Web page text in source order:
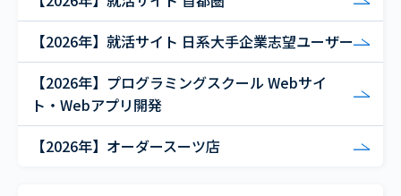
【2026年】就活サイト 日系大手企業志望ユーザー
【2026年】プログラミングスクール Webサイ
ト・Webアプリ開発
【2026年】オーダースーツ店